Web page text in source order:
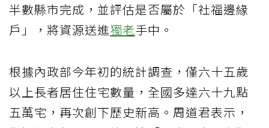
半數縣市完成，並評估是否屬於「社福邊緣
戶」，將資源送進獨老手中。
根據內政部今年初的統計調查，僅六十五歲
以上長者居住住宅數量，全國多達六十九點
五萬宅，再次創下歷史新高。周道君表示，